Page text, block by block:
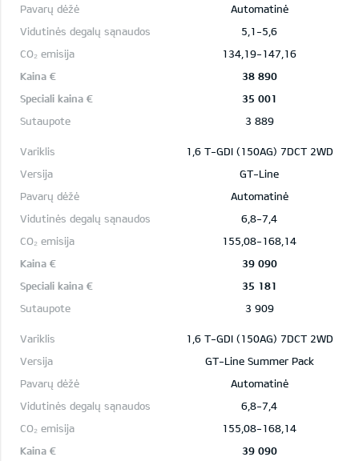
Automatinė
5,1-5,6
134,19-147,16
38 890
35 001
3 889
1,6 T-GDI (150AG) 7DCT 2WD
GT-Line
Automatinė
6,8-7,4
155,08-168,14
39 090
35 181
3 909
1,6 T-GDI (150AG) 7DCT 2WD
GT-Line Summer Pack
Automatinė
6,8-7,4
155,08-168,14
39 090